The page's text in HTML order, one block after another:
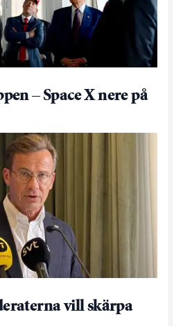
– Space X nere på
vill skärpa